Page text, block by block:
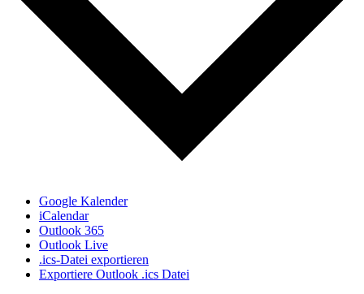
Google Kalender
iCalendar
Outlook 365
Outlook Live
.ics-Datei exportieren
Exportiere Outlook .ics Datei